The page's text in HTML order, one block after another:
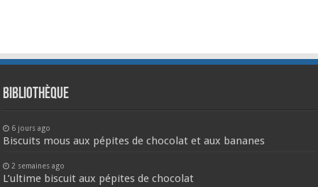
Bibliothèque
6 jours ago
Biscuits mous aux pépites de chocolat et aux bananes
2 semaines ago
L’ultime biscuit aux pépites de chocolat